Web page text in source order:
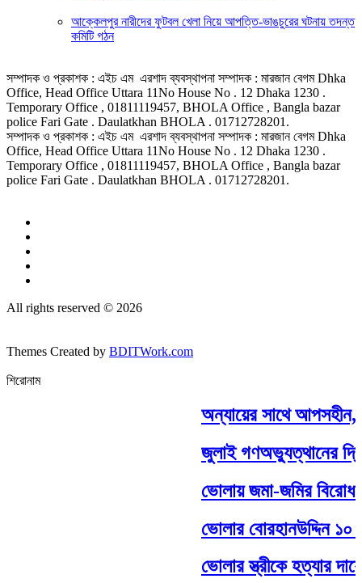
আক্কেলপুর নারীদের ফুটবল খেলা নিয়ে আপত্তি-ভাঙচুরের ঘটনায় তদন্ত
কমিটি গঠন
সম্পাদক ও প্রকাশক : এইচ এম এরশাদ ব্যবস্থাপনা সম্পাদক : মারজান বেগম Dhka
Office, Head Office Uttara 11No House No . 12 Dhaka 1230 .
Temporary Office , 01811119457, BHOLA Office , Bangla bazar
police Fari Gate . Daulatkhan BHOLA . 01712728201.
সম্পাদক ও প্রকাশক : এইচ এম এরশাদ ব্যবস্থাপনা সম্পাদক : মারজান বেগম Dhka
Office, Head Office Uttara 11No House No . 12 Dhaka 1230 .
Temporary Office , 01811119457, BHOLA Office , Bangla bazar
police Fari Gate . Daulatkhan BHOLA . 01712728201.
All rights reserved © 2026
Themes Created by BDITWork.com
শিরোনাম
অন্যায়ের সাথে
জুলাই গণঅভ্যুত্থানের
ভোলায় জমা-জমির বিরোধ
ভোলার বোরহানউদ্দিন ১০
ভোলার স্ত্রীকে হত্যার